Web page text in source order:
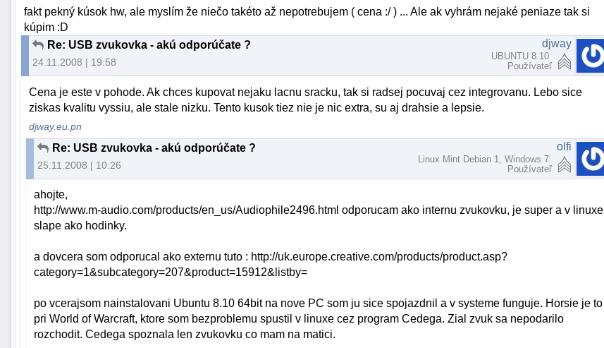
fakt pekný kúsok hw, ale myslím že niečo takéto až nepotrebujem ( cena :/ ) ... Ale ak vyhrám nejaké peniaze tak si
kúpim :D
Re: USB zvukovka - akú odporúčate ?
24.11.2008 | 19:58
djway
UBUNTU 8.10
Používateľ
Cena je este v pohode. Ak chces kupovat nejaku lacnu sracku, tak si radsej pocuvaj cez integrovanu. Lebo sice
ziskas kvalitu vyssiu, ale stale nizku. Tento kusok tiez nie je nic extra, su aj drahsie a lepsie.
djway.eu.pn
Re: USB zvukovka - akú odporúčate ?
25.11.2008 | 10:26
olfi
Linux Mint Debian 1, Windows 7
Používateľ
ahojte,
http://www.m-audio.com/products/en_us/Audiophile2496.html odporucam ako internu zvukovku, je super a v linuxe
slape ako hodinky.
a dovcera som odporucal ako externu tuto : http://uk.europe.creative.com/products/product.asp?
category=1&subcategory=207&product=15912&listby=
po vcerajsom nainstalovani Ubuntu 8.10 64bit na nove PC som ju sice spojazdnil a v systeme funguje. Horsie je to
pri World of Warcraft, ktore som bezproblemu spustil v linuxe cez program Cedega. Zial zvuk sa nepodarilo
rozchodit. Cedega spoznala len zvukovku co mam na matici.